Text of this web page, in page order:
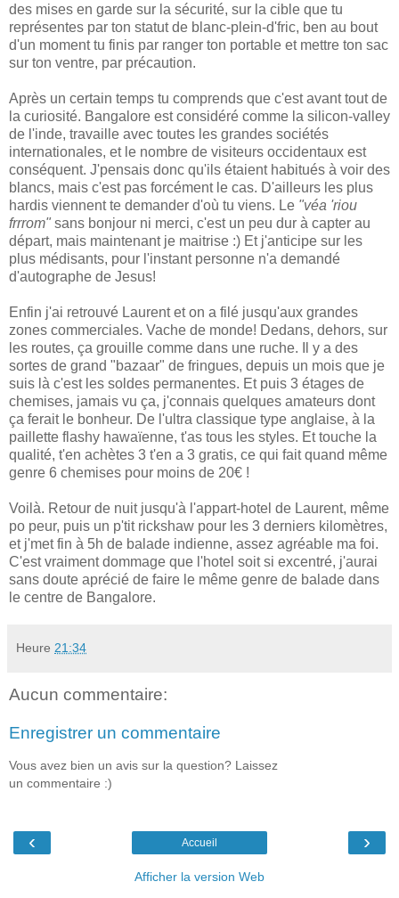
des mises en garde sur la sécurité, sur la cible que tu
représentes par ton statut de blanc-plein-d'fric, ben au bout
d'un moment tu finis par ranger ton portable et mettre ton sac
sur ton ventre, par précaution.
Après un certain temps tu comprends que c'est avant tout de
la curiosité. Bangalore est considéré comme la silicon-valley
de l'inde, travaille avec toutes les grandes sociétés
internationales, et le nombre de visiteurs occidentaux est
conséquent. J'pensais donc qu'ils étaient habitués à voir des
blancs, mais c'est pas forcément le cas. D'ailleurs les plus
hardis viennent te demander d'où tu viens. Le "véa 'riou
frrrom" sans bonjour ni merci, c'est un peu dur à capter au
départ, mais maintenant je maitrise :) Et j'anticipe sur les
plus médisants, pour l'instant personne n'a demandé
d'autographe de Jesus!
Enfin j'ai retrouvé Laurent et on a filé jusqu'aux grandes
zones commerciales. Vache de monde! Dedans, dehors, sur
les routes, ça grouille comme dans une ruche. Il y a des
sortes de grand "bazaar" de fringues, depuis un mois que je
suis là c'est les soldes permanentes. Et puis 3 étages de
chemises, jamais vu ça, j'connais quelques amateurs dont
ça ferait le bonheur. De l'ultra classique type anglaise, à la
paillette flashy hawaïenne, t'as tous les styles. Et touche la
qualité, t'en achètes 3 t'en a 3 gratis, ce qui fait quand même
genre 6 chemises pour moins de 20€ !
Voilà. Retour de nuit jusqu'à l'appart-hotel de Laurent, même
po peur, puis un p'tit rickshaw pour les 3 derniers kilomètres,
et j'met fin à 5h de balade indienne, assez agréable ma foi.
C'est vraiment dommage que l'hotel soit si excentré, j'aurai
sans doute aprécié de faire le même genre de balade dans
le centre de Bangalore.
Heure 21:34
Aucun commentaire:
Enregistrer un commentaire
Vous avez bien un avis sur la question? Laissez
un commentaire :)
‹ ›
Accueil
Afficher la version Web